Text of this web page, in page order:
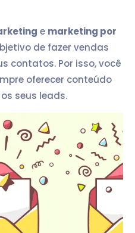
e marketing por
de fazer vendas
contatos. Por isso, você
oferecer conteúdo
seus leads.